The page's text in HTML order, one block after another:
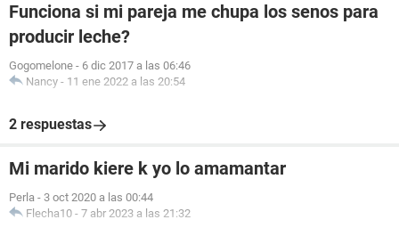
Funciona si mi pareja me chupa los senos para
producir leche?
Gogomelone - 6 dic 2017 a las 06:46
Nancy - 11 ene 2022 a las 20:54
2 respuestas
Mi marido kiere k yo lo amamantar
Perla - 3 oct 2020 a las 00:44
Flecha10 - 7 abr 2023 a las 21:32